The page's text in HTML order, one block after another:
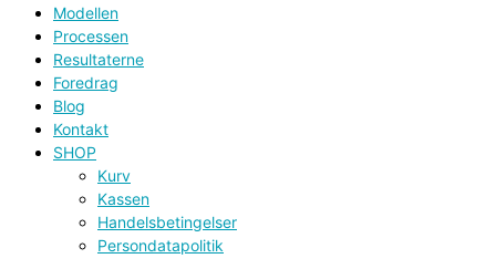
Modellen
Processen
Resultaterne
Foredrag
Blog
Kontakt
SHOP
Kurv
Kassen
Handelsbetingelser
Persondatapolitik